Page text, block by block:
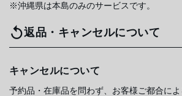
※沖縄県は本島のみのサービスです。
返品・キャンセルについて
キャンセルについて
予約品・在庫品を問わず、お客様ご都合に